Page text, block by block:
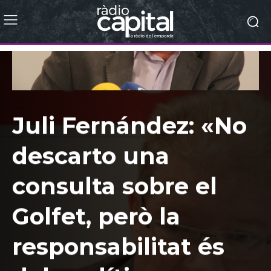
Juli Fernández: «No
descarto una
consulta sobre el
Golfet, però la
responsabilitat és